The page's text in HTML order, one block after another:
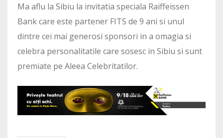
Ma aflu la Sibiu la invitatia speciala Raiffeissen
Bank care este partener FITS de 9 ani si unul
dintre cei mai generosi sponsori in a omagia si
celebra personalitatile care sosesc in Sibiu si sunt
premiate pe Aleea Celebritatilor.